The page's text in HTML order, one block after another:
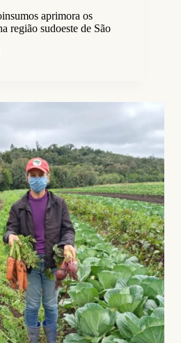
aprimora os
região sudoeste de São